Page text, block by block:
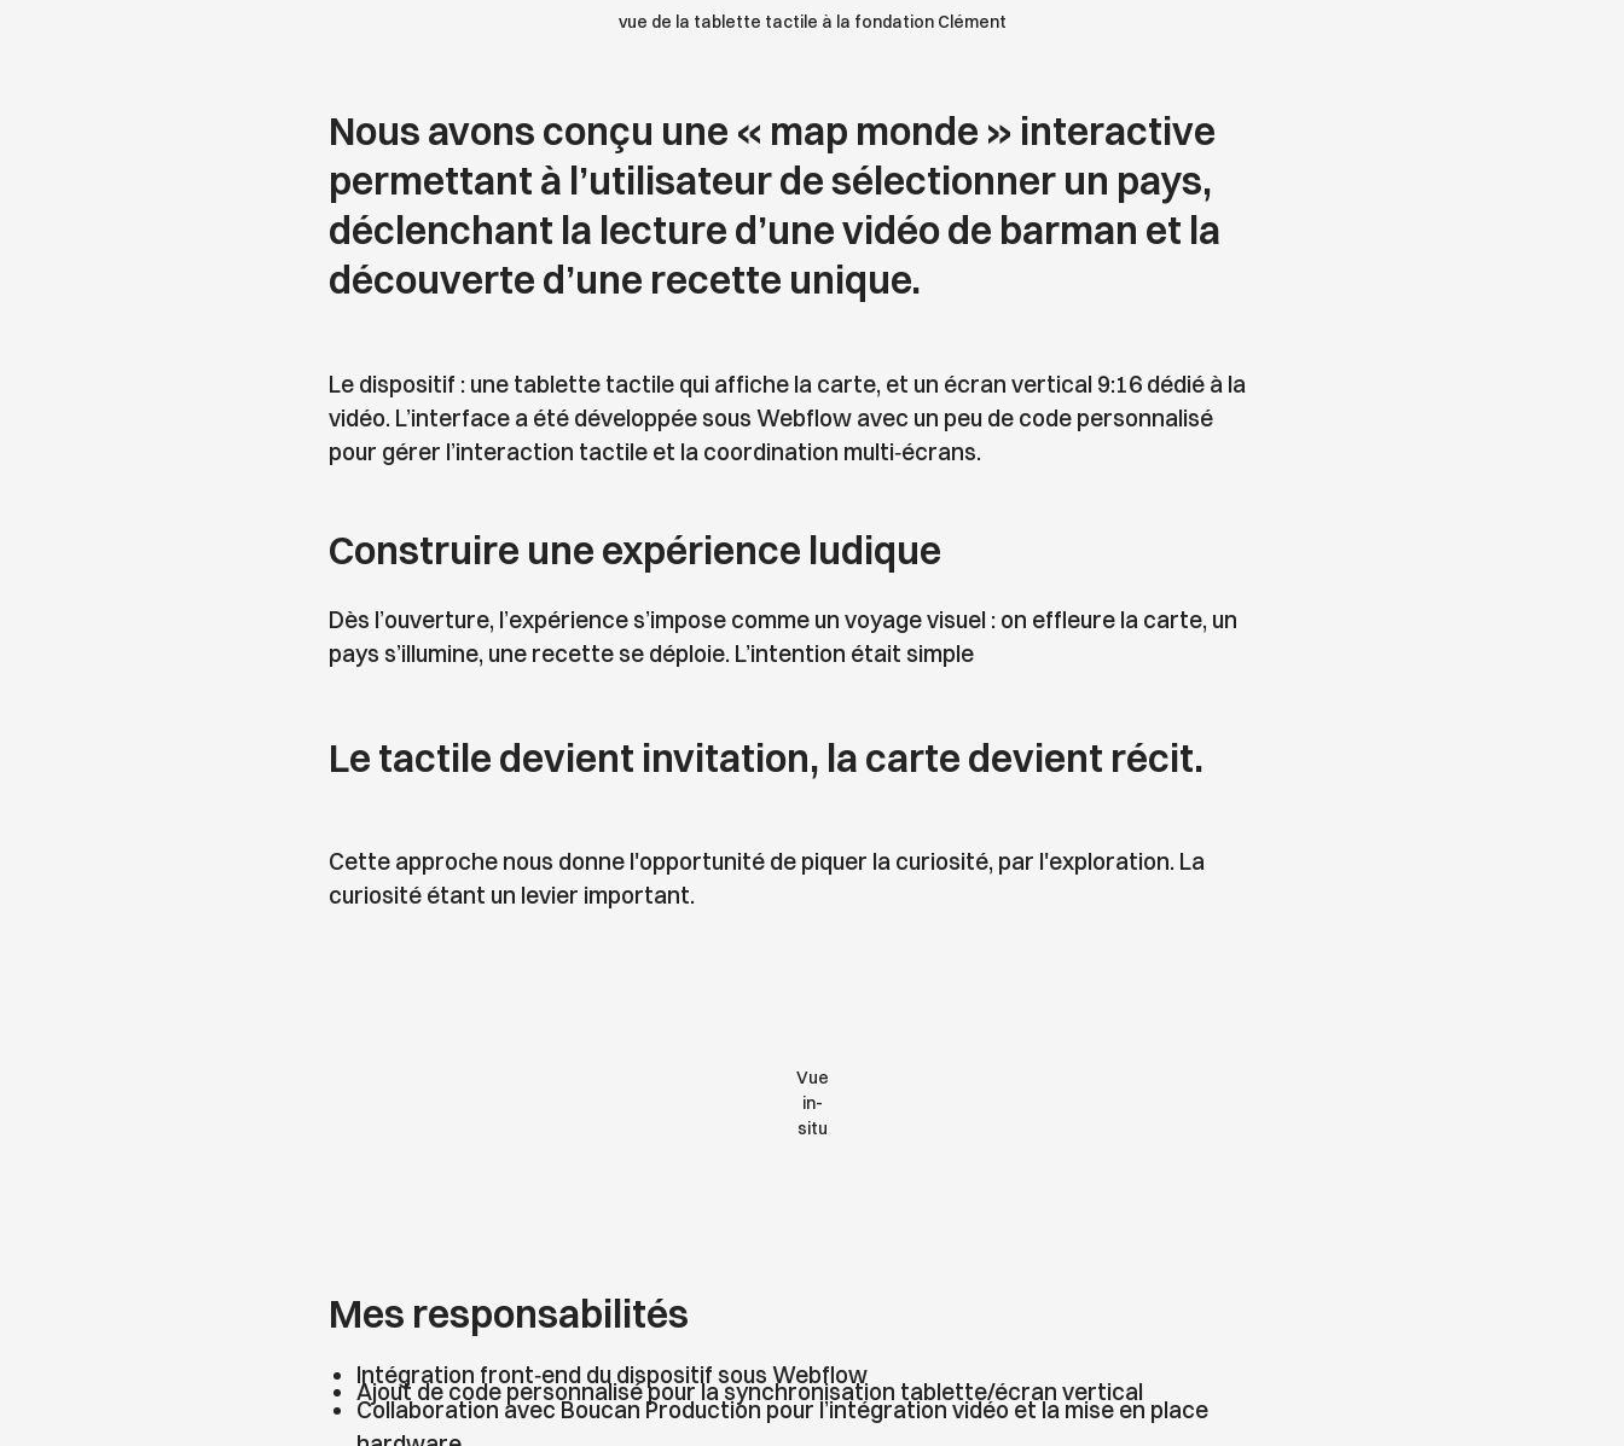
vue de la tablette tactile à la fondation Clément
Nous avons conçu une « map monde » interactive
permettant à l’utilisateur de sélectionner un pays,
déclenchant la lecture d’une vidéo de barman et la
découverte d’une recette unique.
Le dispositif : une tablette tactile qui affiche la carte, et un écran vertical 9:16 dédié à la
vidéo. L’interface a été développée sous Webflow avec un peu de code personnalisé
pour gérer l’interaction tactile et la coordination multi‐écrans.
Construire une expérience ludique
Dès l’ouverture, l’expérience s’impose comme un voyage visuel : on effleure la carte, un
pays s’illumine, une recette se déploie. L’intention était simple
Le tactile devient invitation, la carte devient récit.
Cette approche nous donne l'opportunité de piquer la curiosité, par l'exploration. La
curiosité étant un levier important.
Vue
in-
situ
Mes responsabilités
Intégration front‐end du dispositif sous Webflow
Ajout de code personnalisé pour la synchronisation tablette/écran vertical
Collaboration avec Boucan Production pour l’intégration vidéo et la mise en place